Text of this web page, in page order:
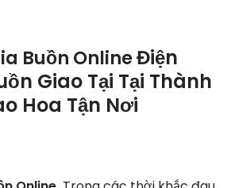
Buồn OnlineĐiện
Giao Tại Tại Thành
Hoa Tận Nơi